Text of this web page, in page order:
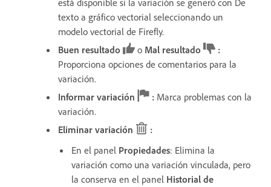
está disponible si la variación se generó con De
texto a gráfico vectorial seleccionando un
modelo vectorial de Firefly.
Buen resultado
o Mal resultado
:
Proporciona opciones de comentarios para la
variación.
Informar variación
: Marca problemas con la
variación.
Eliminar variación
:
En el panel Propiedades: Elimina la
variación como una variación vinculada, pero
la conserva en el panel Historial de